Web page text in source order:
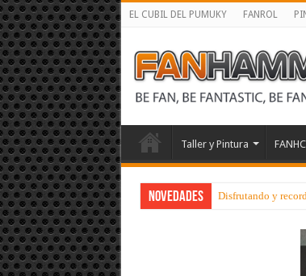
EL CUBIL DEL PUMUKY FANROL
Taller y Pintura
NOVEDADES Disfrutando y